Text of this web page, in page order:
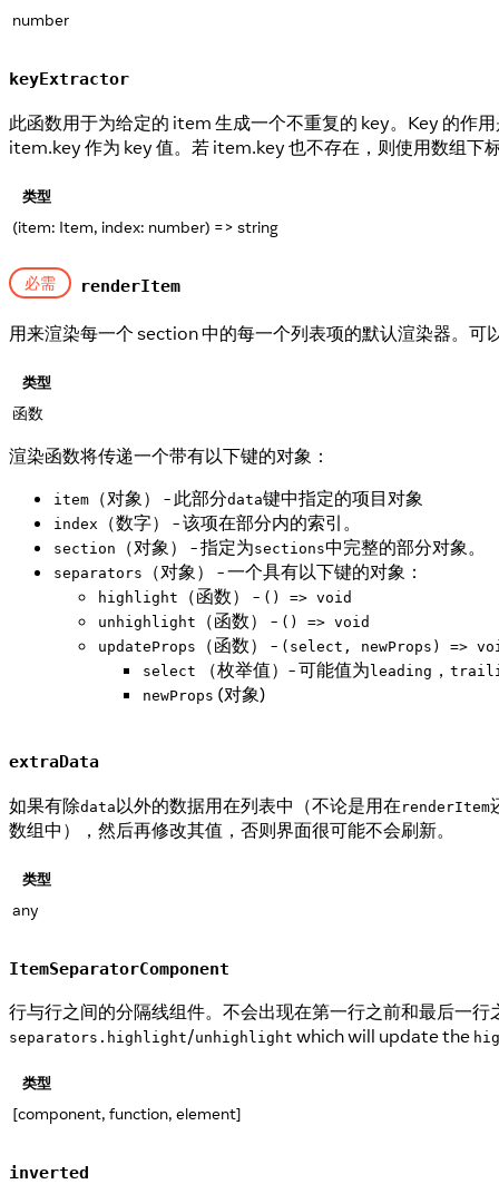
number
keyExtractor
此函数用于为给定的 item 生成一个不重复的 key。Key 的作
item.key 作为 key 值。若 item.key 也不存在，则使用数组
类型
(item: Item, index: number) => string
必需 renderItem
用来渲染每一个 section 中的每一个列表项的默认渲染器。
类型
函数
渲染函数将传递一个带有以下键的对象：
item （对象） - 此部分data键中指定的项目对象
index （数字） - 该项在部分内的索引。
section （对象） - 指定为sections中完整的部分对象。
separators （对象） - 一个具有以下键的对象：
highlight （函数） - () => void
unhighlight
（函数） - () => void
updateProps
（函数） - (select, newProps) =>
select
（枚举值）- 可能值为 leading ，
newProps (对象)
extraData
如果有除data以外的数据用在列表中（不论是用在 renderItem
数组中），然后再修改其值，否则界面很可能不会刷新。
类型
any
ItemSeparatorComponent
行与行之间的分隔线组件。不会出现在第一行之前和最后一
separators.highlight/unhighlight which will update the
类型
[component, function, element]
inverted